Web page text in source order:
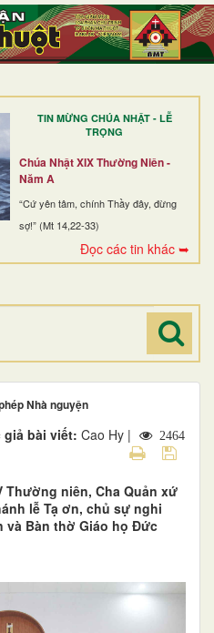
TIN MỪNG CHÚA NHẬT - LỄ
TRỌNG
Chúa Nhật XIX Thường Niên -
Năm A
“Cứ yên tâm, chính Thầy đây, đừng
sợ!” (Mt 14,22-33)
Đọc các tin khác ➥
Nhà nguyện
giả bài viết: Cao Hy | 2464
Thường niên, Cha Quản xứ
lễ Tạ ơn, chủ sự nghi
và Bàn thờ Giáo họ Đức